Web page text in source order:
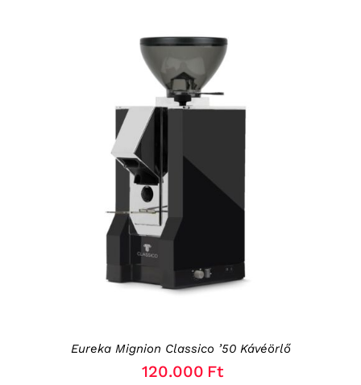
KOSÁRBA TESZEM
Eureka Mignion Classico ’50 Kávéörlő
120.000 Ft